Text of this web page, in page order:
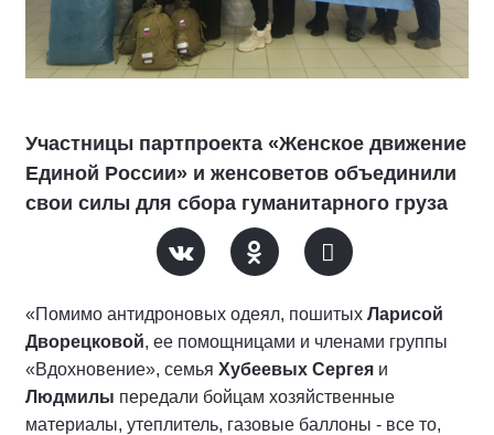
Участницы партпроекта «Женское движение
Единой России» и женсоветов объединили
свои силы для сбора гуманитарного груза
«Помимо антидроновых одеял, пошитых Ларисой
Дворецковой, ее помощницами и членами группы
«Вдохновение», семья Хубеевых Сергея и
Людмилы передали бойцам хозяйственные
материалы, утеплитель, газовые баллоны - все то,